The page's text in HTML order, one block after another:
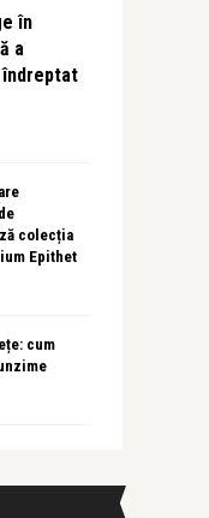
în
a
îndreptat
colecția
Epithet
cum